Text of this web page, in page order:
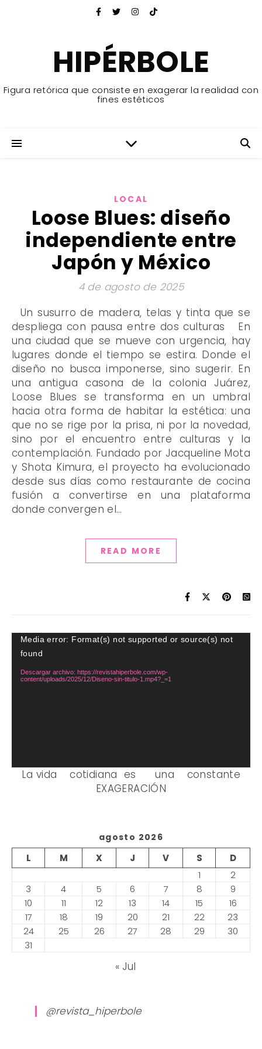
HIPÉRBOLE
Figura retórica que consiste en exagerar la realidad con
fines estéticos
LOCAL
Loose Blues: diseño
independiente entre
Japón y México
4 de agosto de 2025
Un susurro de madera, telas y tinta que se
despliega con pausa entre dos culturas En
una ciudad que se mueve con urgencia, hay
lugares donde el tiempo se estira. Donde el
diseño no busca imponerse, sino sugerir. En
una antigua casona de la colonia Juárez,
Loose Blues se transforma en un umbral
hacia otra forma de habitar la estética: una
que no se rige por la prisa, ni por la novedad,
sino por el encuentro entre culturas y la
contemplación. Fundado por Jacqueline Mota
y Shota Kimura, el proyecto ha evolucionado
desde sus días como restaurante de cocina
fusión a convertirse en una plataforma
donde convergen el…
READ MORE
Reproductor
de
vídeo
Media error: Format(s) not supported or source(s) not
found
Descargar archivo: https://revistahiperbole.com/wp-
content/uploads/2025/12/Diseno-sin-titulo-1.mp4?_=1
La vida cotidiana es una constante
EXAGERACIÓN
agosto 2026
L M X J V S
D
1
2
3
4 5 6 7 8
9
10
11 12 13 14 15
16
17
18 19 20 21 22
23
24
25 26 27 28 29
30
31
« Jul
@revista_hiperbole